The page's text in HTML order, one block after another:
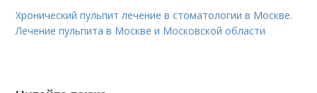
Хронический пульпит лечение в стоматологии в Москве.
Лечение пульпита в Москве и Московской области